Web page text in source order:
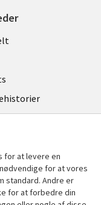
for at levere en
for at vores
standard. Andre er
for at forbedre din